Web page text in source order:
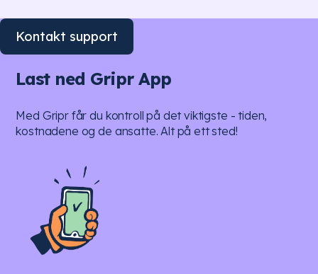
Kontakt support
Last ned Gripr App
Med Gripr får du kontroll på det viktigste - tiden,
kostnadene og de ansatte. Alt på ett sted!